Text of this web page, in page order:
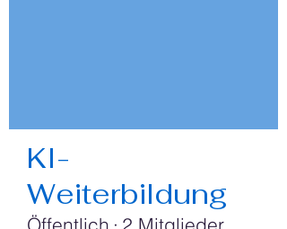
‍KI-
Weiterbildung